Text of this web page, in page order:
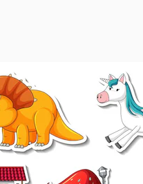
Die kreative Plattform, um
Arbeit zu verwirklichen. Mehr